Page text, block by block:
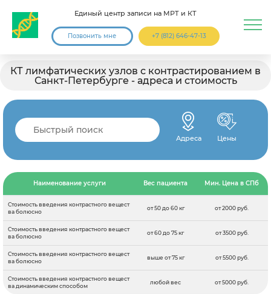
Единый центр записи на МРТ и КТ
Позвонить мне +7 (812) 646-47-13
КТ лимфатических узлов с контрастированием в
Санкт-Петербурге - адреса и стоимость
Адреса Цены
Наименование услуги Вес пациента Мин. Цена в СПб
Стоимость введения контрастного вещест
ва болюсно
от 50 до 60 кг от 2000 руб.
Стоимость введения контрастного вещест
ва болюсно
от 60 до 75 кг от 3500 руб.
Стоимость введения контрастного вещест
ва болюсно
выше от 75 кг от 5500 руб.
Стоимость введения контрастного вещест
ва динамическим способом
любой вес от 5000 руб.